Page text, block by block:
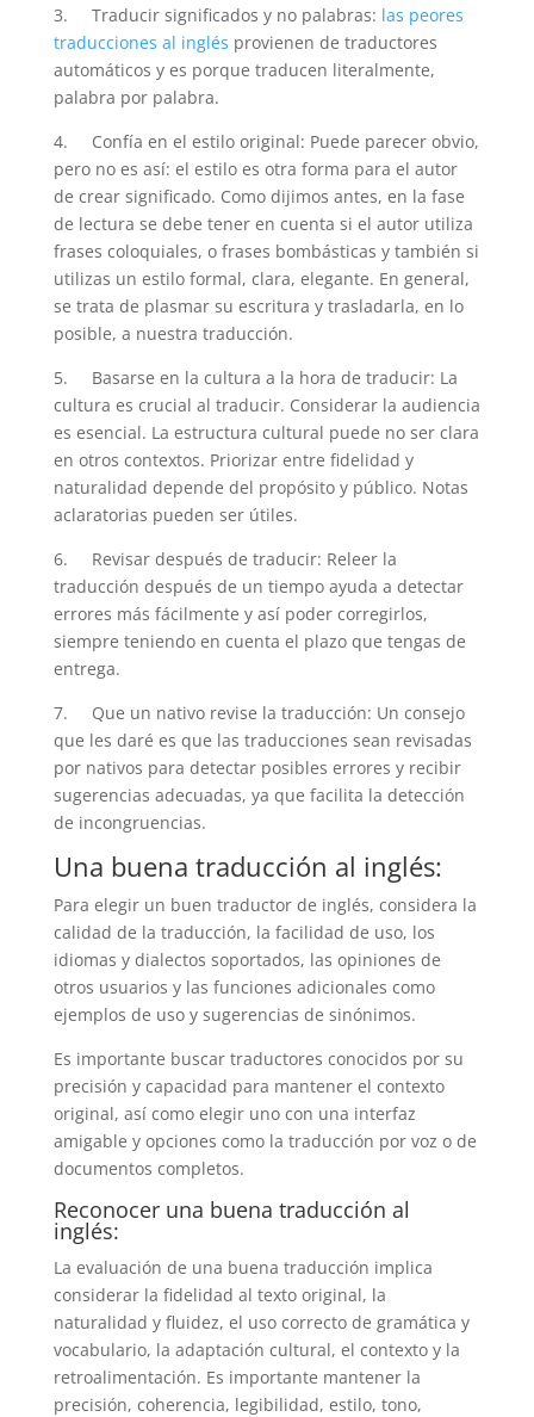
3. Traducir significados y no palabras: las peores
traducciones al inglés provienen de traductores
automáticos y es porque traducen literalmente,
palabra por palabra.
4. Confía en el estilo original: Puede parecer obvio,
pero no es así: el estilo es otra forma para el autor
de crear significado. Como dijimos antes, en la fase
de lectura se debe tener en cuenta si el autor utiliza
frases coloquiales, o frases bombásticas y también si
utilizas un estilo formal, clara, elegante. En general,
se trata de plasmar su escritura y trasladarla, en lo
posible, a nuestra traducción.
5. Basarse en la cultura a la hora de traducir: La
cultura es crucial al traducir. Considerar la audiencia
es esencial. La estructura cultural puede no ser clara
en otros contextos. Priorizar entre fidelidad y
naturalidad depende del propósito y público. Notas
aclaratorias pueden ser útiles.
6. Revisar después de traducir: Releer la
traducción después de un tiempo ayuda a detectar
errores más fácilmente y así poder corregirlos,
siempre teniendo en cuenta el plazo que tengas de
entrega.
7. Que un nativo revise la traducción: Un consejo
que les daré es que las traducciones sean revisadas
por nativos para detectar posibles errores y recibir
sugerencias adecuadas, ya que facilita la detección
de incongruencias.
Una buena traducción al inglés:
Para elegir un buen traductor de inglés, considera la
calidad de la traducción, la facilidad de uso, los
idiomas y dialectos soportados, las opiniones de
otros usuarios y las funciones adicionales como
ejemplos de uso y sugerencias de sinónimos.
Es importante buscar traductores conocidos por su
precisión y capacidad para mantener el contexto
original, así como elegir uno con una interfaz
amigable y opciones como la traducción por voz o de
documentos completos.
Reconocer una buena traducción al
inglés:
La evaluación de una buena traducción implica
considerar la fidelidad al texto original, la
naturalidad y fluidez, el uso correcto de gramática y
vocabulario, la adaptación cultural, el contexto y la
retroalimentación. Es importante mantener la
precisión, coherencia, legibilidad, estilo, tono,